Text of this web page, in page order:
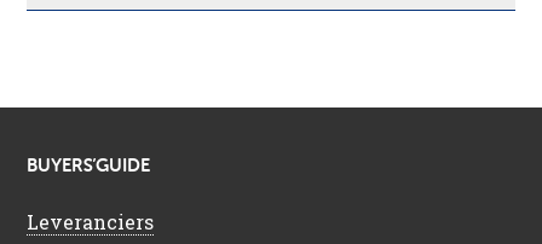
BUYERS’GUIDE
Leveranciers